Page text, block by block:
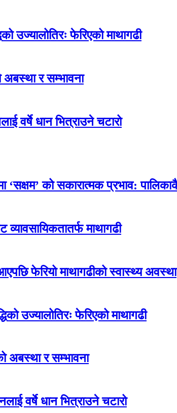
उज्यालोतिरः फेरिएको माथागढी
अबस्था र सम्भावना
वर्षे धान भित्राउने चटारो
‘सक्षम’ को सकारात्मक प्रभाव:
व्यावसायिकतातर्फ माथागढी
फेरियो माथागढीको स्वास्थ्य अवस्था
उज्यालोतिरः फेरिएको माथागढी
अबस्था र सम्भावना
वर्षे धान भित्राउने चटारो